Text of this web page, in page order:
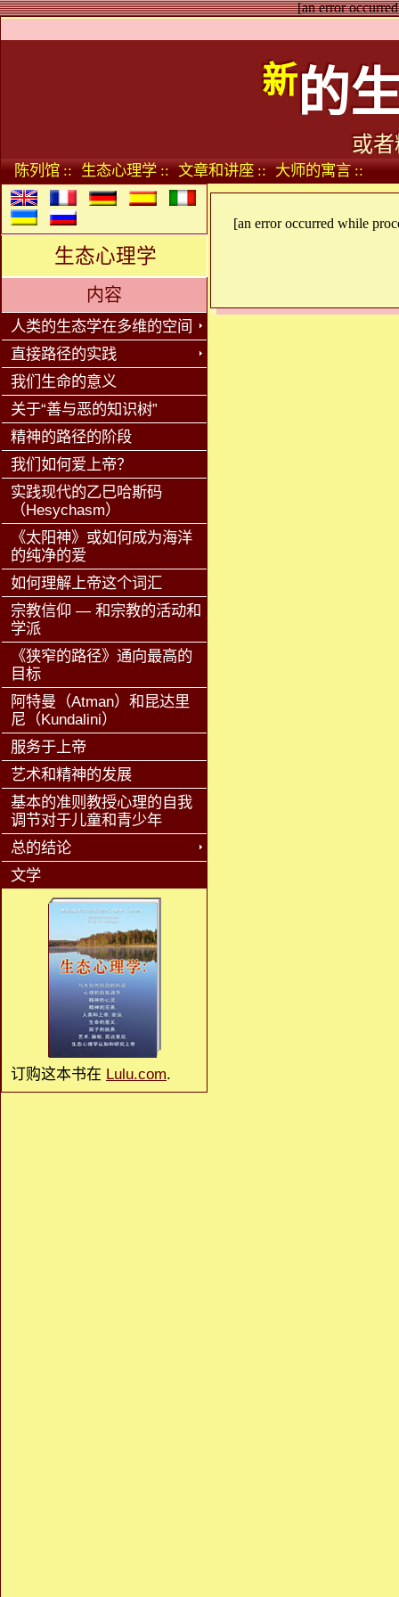
[an error
新的
或
陈列馆 :: 生态心理学 :: 文章和讲座 :: 大师的寓言 ::
生态心理学
内容
人类的生态学在多维的空间
直接路径的实践
我们生命的意义
关于“善与恶的知识树”
精神的路径的阶段
我们如何爱上帝？
实践现代的乙巳哈斯码
（Hesychasm）
《太阳神》或如何成为海洋
的纯净的爱
如何理解上帝这个词汇
宗教信仰 — 和宗教的活动和
学派
《狭窄的路径》通向最高的
目标
阿特曼（Atman）和昆达里
尼（Kundalini）
服务于上帝
艺术和精神的发展
基本的准则教授心理的自我
调节对于儿童和青少年
总的结论
文学
订购这本书在 Lulu.com.
[an error occurred while